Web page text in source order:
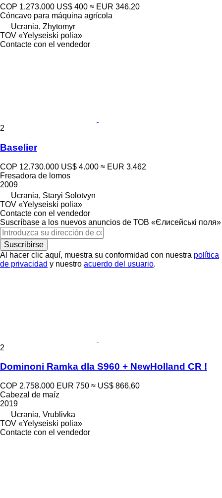
COP 1.273.000 US$ 400 ≈ EUR 346,20
Cóncavo para máquina agrícola
Ucrania, Zhytomyr
TOV «Yelyseiski polia»
Contacte con el vendedor
2
Baselier
COP 12.730.000 US$ 4.000 ≈ EUR 3.462
Fresadora de lomos
2009
Ucrania, Staryi Solotvyn
TOV «Yelyseiski polia»
Contacte con el vendedor
Suscríbase a los nuevos anuncios de ТОВ «Єлисейські поля»
Suscribirse
Al hacer clic aquí, muestra su conformidad con nuestra política
de privacidad y nuestro acuerdo del usuario.
2
Dominoni Ramka dla S960 + NewHolland CR !
COP 2.758.000 EUR 750 ≈ US$ 866,60
Cabezal de maíz
2019
Ucrania, Vrublivka
TOV «Yelyseiski polia»
Contacte con el vendedor